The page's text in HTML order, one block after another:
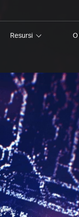
Resursi O